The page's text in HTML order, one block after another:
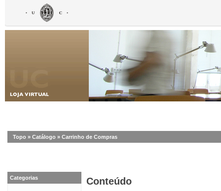
Topo » Catálogo » Carrinho de Compras
Conteúdo
Categorias